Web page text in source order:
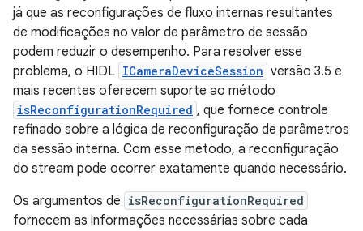
já que as reconfigurações de fluxo internas resultantes
de modificações no valor de parâmetro de sessão
podem reduzir o desempenho. Para resolver esse
problema, o HIDL ICameraDeviceSession versão 3.5 e
mais recentes oferecem suporte ao método
isReconfigurationRequired , que fornece controle
refinado sobre a lógica de reconfiguração de parâmetros
da sessão interna. Com esse método, a reconfiguração
do stream pode ocorrer exatamente quando necessário.
Os argumentos de isReconfigurationRequired
fornecem as informações necessárias sobre cada